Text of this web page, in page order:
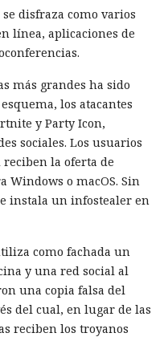
disfraza como varios
línea, aplicaciones de
más grandes ha sido
los atacantes
y Party Icon,
sociales. Los usuarios
la oferta de
Windows o macOS. Sin
instala un infostealer en
como fachada un
y una red social al
una copia falsa del
del cual, en lugar de las
reciben los troyanos